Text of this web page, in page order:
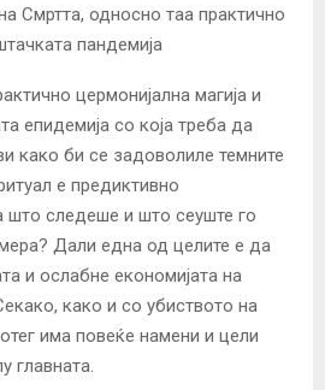
Смртта, односно таа практично
пандемија
цермонијална магија и
епидемија со која треба да
како би се задоволиле темните
е предиктивно
што следеше и што сеуште го
Дали една од целите е да
и ослабне економијата на
како и со убиството на
има повеќе намени и цели
главната.